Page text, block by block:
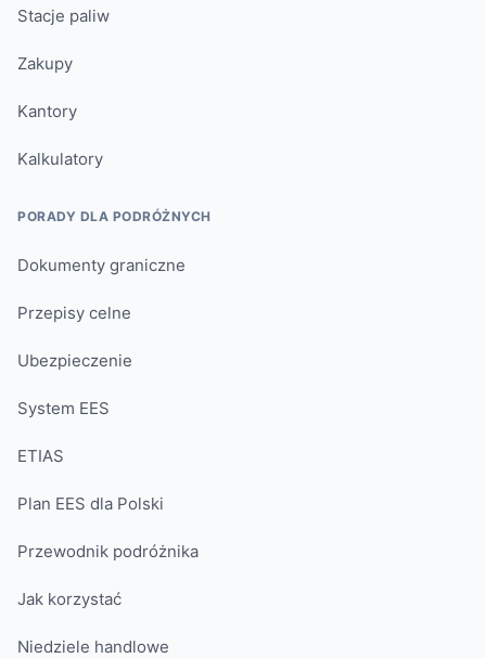
Stacje paliw
Zakupy
Kantory
Kalkulatory
PORADY DLA PODRÓŻNYCH
Dokumenty graniczne
Przepisy celne
Ubezpieczenie
System EES
ETIAS
Plan EES dla Polski
Przewodnik podróżnika
Jak korzystać
Niedziele handlowe